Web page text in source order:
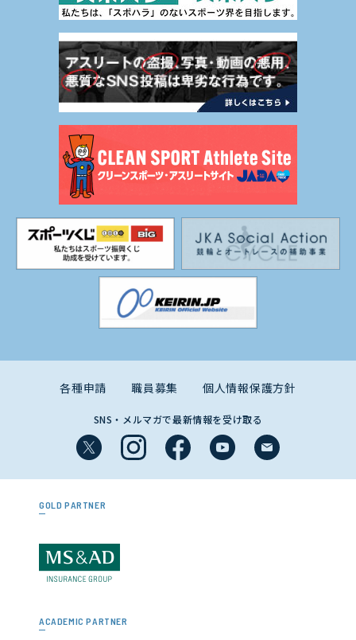
各種申請 職員募集 個人情報保護方針
SNS・メルマガで最新情報を受け取る
GOLD PARTNER
ACADEMIC PARTNER